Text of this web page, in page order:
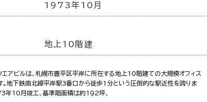
1973年10月
地上10階建
エアビルは、札幌市豊平区平岸に所在する地上10階建ての大規模オフィス
。地下鉄南北線平岸駅3番口から徒歩1分という圧倒的な駅近性を誇りま
年10月竣工、基準階面積は約192坪、